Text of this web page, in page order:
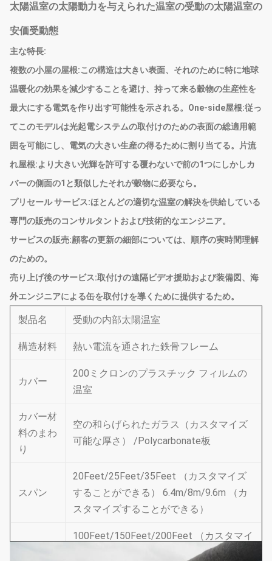
太陽温室の太陽動力を与えられた温室の受動の太陽温室の
安価受動態
主な特長:
複数の小屋の屋根:この構造は大きい表面、それのために特に地球
温暖化の効果を減少することを避け、持って来る穀物の生産性を
最大にする電気を作り出す可能性を示される。One-side屋根:従っ
てこのモデルは光起電システムの取付けのための表面の総適用範
囲を可能にし、電気の大きい生産の得るために割り当てる。片流
れ屋根:より大きい光輝を許可する覆わないで前の1つにしかしカ
バーの側面の1と類似したそれが穀物に必要なら。
プリセール サービス:ほとんどの適切な温室の解決を供給している
専門の販売のコンサルタントおよび技術的なエンジニア。
サービスの販売:顧客の更新の細部については、順序の実時間理解
のための。
売り上げ後のサービス:取付けの遠隔ビデオ援助および装備図、海
外エンジニアによる缶を取付けを導くために提供するため。
製品名 受動の内部太陽温室
構造材料 熱い電流を通された鉄骨フレーム
カバー
200ミクロンのプラスチック フィルムの
温室
カバー材
料のまわ
り
空の和らげられたガラス（カスタマイズ
可能な厚さ） /Polycarbonate板
スパン
20Feet/25Feet/35Feet （カスタマイズ
することができる） 6.4m/8m/9.6m （カ
スタマイズすることができる）
100Feet/150Feet/200Feet （カスタマイ
ズすることができる） 30m/50m/60m